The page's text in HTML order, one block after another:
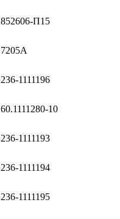
852606-П15
7205А
236-1111196
60.1111280-10
236-1111193
236-1111194
236-1111195